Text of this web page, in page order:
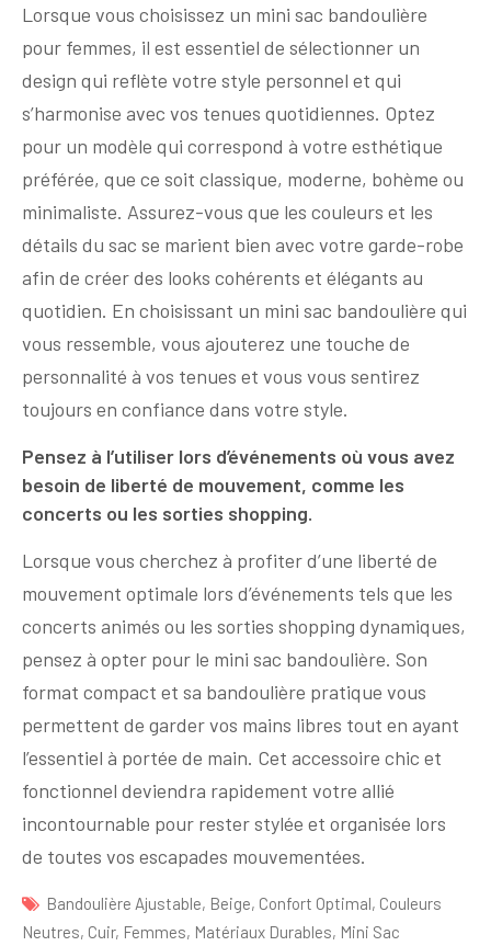
Lorsque vous choisissez un mini sac bandoulière
pour femmes, il est essentiel de sélectionner un
design qui reflète votre style personnel et qui
s’harmonise avec vos tenues quotidiennes. Optez
pour un modèle qui correspond à votre esthétique
préférée, que ce soit classique, moderne, bohème ou
minimaliste. Assurez-vous que les couleurs et les
détails du sac se marient bien avec votre garde-robe
afin de créer des looks cohérents et élégants au
quotidien. En choisissant un mini sac bandoulière qui
vous ressemble, vous ajouterez une touche de
personnalité à vos tenues et vous vous sentirez
toujours en confiance dans votre style.
Pensez à l’utiliser lors d’événements où vous avez
besoin de liberté de mouvement, comme les
concerts ou les sorties shopping.
Lorsque vous cherchez à profiter d’une liberté de
mouvement optimale lors d’événements tels que les
concerts animés ou les sorties shopping dynamiques,
pensez à opter pour le mini sac bandoulière. Son
format compact et sa bandoulière pratique vous
permettent de garder vos mains libres tout en ayant
l’essentiel à portée de main. Cet accessoire chic et
fonctionnel deviendra rapidement votre allié
incontournable pour rester stylée et organisée lors
de toutes vos escapades mouvementées.
Bandoulière Ajustable, Beige, Confort Optimal, Couleurs
Neutres, Cuir, Femmes, Matériaux Durables, Mini Sac